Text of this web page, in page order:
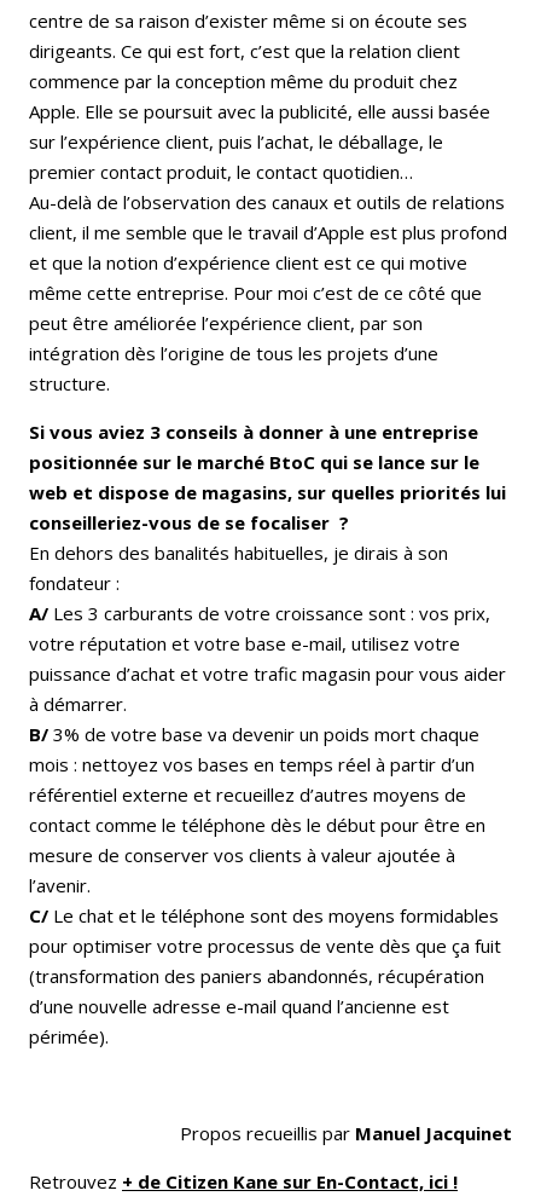
centre de sa raison d’exister même si on écoute ses
dirigeants. Ce qui est fort, c’est que la relation client
commence par la conception même du produit chez
Apple. Elle se poursuit avec la publicité, elle aussi basée
sur l’expérience client, puis l’achat, le déballage, le
premier contact produit, le contact quotidien…
Au-delà de l’observation des canaux et outils de relations
client, il me semble que le travail d’Apple est plus profond
et que la notion d’expérience client est ce qui motive
même cette entreprise. Pour moi c’est de ce côté que
peut être améliorée l’expérience client, par son
intégration dès l’origine de tous les projets d’une
structure.
Si vous aviez 3 conseils à donner à une entreprise
positionnée sur le marché BtoC qui se lance sur le
web et dispose de magasins, sur quelles priorités lui
conseilleriez-vous de se focaliser ?
En dehors des banalités habituelles, je dirais à son
fondateur :
A/ Les 3 carburants de votre croissance sont : vos prix,
votre réputation et votre base e-mail, utilisez votre
puissance d’achat et votre trafic magasin pour vous aider
à démarrer.
B/ 3% de votre base va devenir un poids mort chaque
mois : nettoyez vos bases en temps réel à partir d’un
référentiel externe et recueillez d’autres moyens de
contact comme le téléphone dès le début pour être en
mesure de conserver vos clients à valeur ajoutée à
l’avenir.
C/ Le chat et le téléphone sont des moyens formidables
pour optimiser votre processus de vente dès que ça fuit
(transformation des paniers abandonnés, récupération
d’une nouvelle adresse e-mail quand l’ancienne est
périmée).
Propos recueillis par Manuel Jacquinet
Retrouvez + de Citizen Kane sur En-Contact, ici !